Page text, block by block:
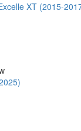
XT (2015-